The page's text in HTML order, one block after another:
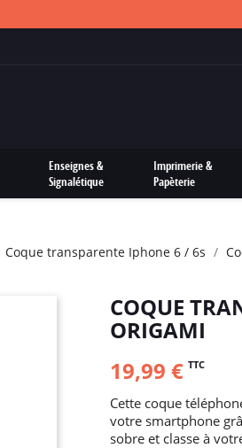
Enseignes &
Signalétique
Imprimerie &
Papèterie
Coque transparente Iphone 6 / 6s
COQUE
ORIGAMI
19,99 € TTC
Cette coque
votre smartphone
sobre et classe à